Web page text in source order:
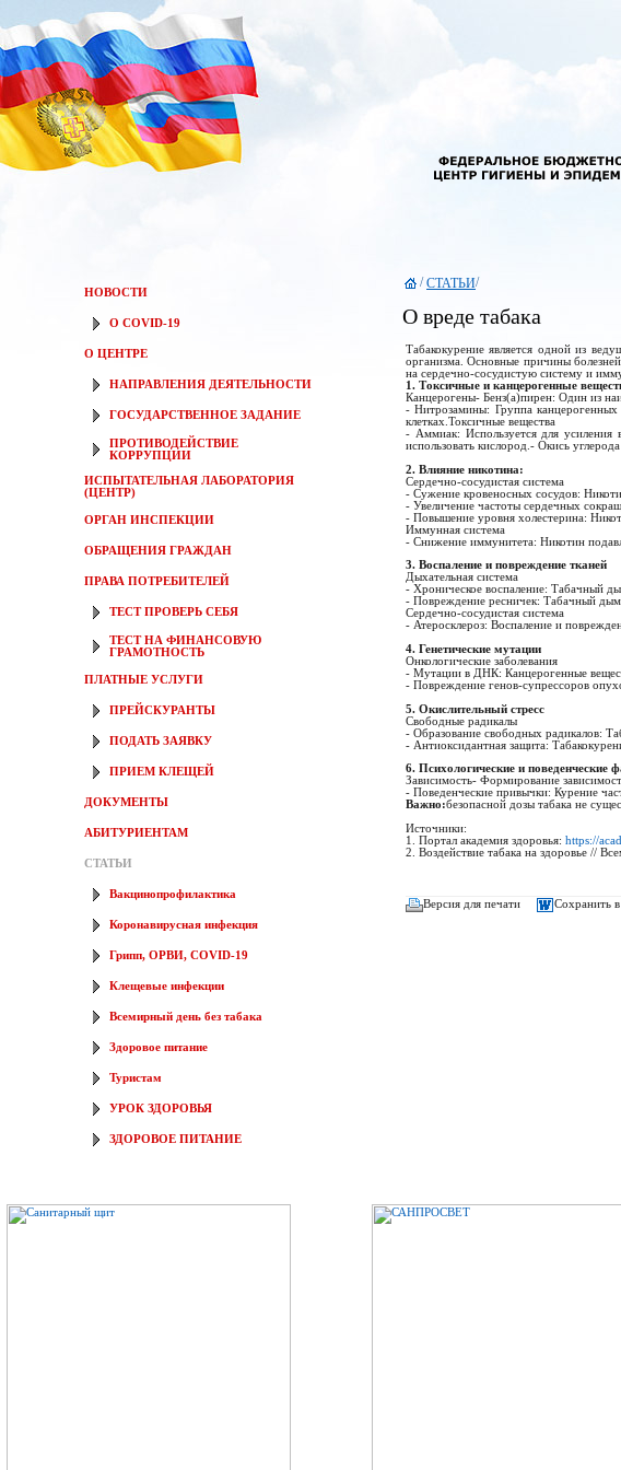
НОВОСТИ
О COVID-19
О ЦЕНТРЕ
НАПРАВЛЕНИЯ ДЕЯТЕЛЬНОСТИ
ГОСУДАРСТВЕННОЕ ЗАДАНИЕ
ПРОТИВОДЕЙСТВИЕ
КОРРУПЦИИ
ИСПЫТАТЕЛЬНАЯ ЛАБОРАТОРИЯ
(ЦЕНТР)
ОРГАН ИНСПЕКЦИИ
ОБРАЩЕНИЯ ГРАЖДАН
ПРАВА ПОТРЕБИТЕЛЕЙ
ТЕСТ ПРОВЕРЬ СЕБЯ
ТЕСТ НА ФИНАНСОВУЮ
ГРАМОТНОСТЬ
ПЛАТНЫЕ УСЛУГИ
ПРЕЙСКУРАНТЫ
ПОДАТЬ ЗАЯВКУ
ПРИЕМ КЛЕЩЕЙ
ДОКУМЕНТЫ
АБИТУРИЕНТАМ
СТАТЬИ
Вакцинопрофилактика
Коронавирусная инфекция
Грипп, ОРВИ, COVID-19
Клещевые инфекции
Всемирный день без табака
Здоровое питание
Туристам
УРОК ЗДОРОВЬЯ
ЗДОРОВОЕ ПИТАНИЕ
/СТАТЬИ/
О вреде табака
Табакокурение является одной из
организма. Основные причины
на сердечно-сосудистую систему и
1. Токсичные и канцерогенные
Канцерогены- Бенз(а)пирен: Один из
- Нитрозамины: Группа
клетках.Токсичные вещества
- Аммиак: Используется для усиления
использовать кислород.- Окись
2. Влияние никотина:
Сердечно-сосудистая система
- Сужение кровеносных сосудов:
- Увеличение частоты сердечных
- Повышение уровня холестерина:
Иммунная система
- Снижение иммунитета: Никотин
3. Воспаление и повреждение тканей
Дыхательная система
- Хроническое воспаление: Табачный
- Повреждение ресничек: Табачный дым
Сердечно-сосудистая система
- Атеросклероз: Воспаление и
4. Генетические мутации
Онкологические заболевания
- Мутации в ДНК: Канцерогенные
- Повреждение генов-супрессоров
5. Окислительный стресс
Свободные радикалы
- Образование свободных радикалов:
- Антиоксидантная защита:
6. Психологические и поведенческие
Зависимость- Формирование
- Поведенческие привычки: Курение
Важно:безопасной дозы табака не
Источники:
1. Портал академия здоровья: https://
2. Воздействие табака на здоровье //
Версия для печати Сохранить